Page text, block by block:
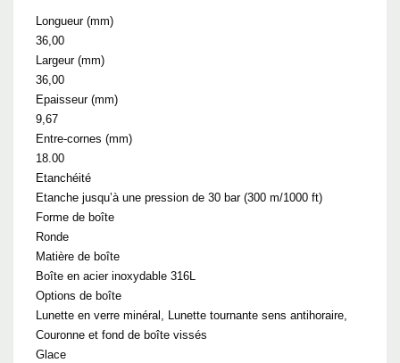
Longueur (mm)
36,00
Largeur (mm)
36,00
Epaisseur (mm)
9,67
Entre-cornes (mm)
18.00
Etanchéité
Etanche jusqu’à une pression de 30 bar (300 m/1000 ft)
Forme de boîte
Ronde
Matière de boîte
Boîte en acier inoxydable 316L
Options de boîte
Lunette en verre minéral, Lunette tournante sens antihoraire,
Couronne et fond de boîte vissés
Glace